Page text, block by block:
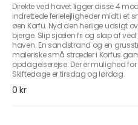
Direkte ved havet ligger disse 4
indrettede ferielejligheder midt i et
øen Korfu. Nyd den herlige udsigt
bjerge. Slip sjælen fri og slap af
haven. En sandstrand og en
maleriske små stræder i Korfus
opdagelserejse. Der er mulighed
Skiftedage er tirsdag og lørdag.
0 kr